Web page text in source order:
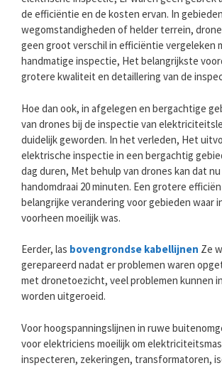
de efficiëntie en de kosten ervan. In
wegomstandigheden of helder terrein,
geen groot verschil in efficiëntie vergeleken
handmatige inspectie, Het belangrijkste
grotere kwaliteit en detaillering van de
Hoe dan ook, in afgelegen en bergachtige
van drones bij de inspectie van
duidelijk geworden. In het verleden, Het
elektrische inspectie in een bergachtig
dag duren, Met behulp van drones kan dat
handomdraai 20 minuten. Een grotere
belangrijke verandering voor gebieden waar
voorheen moeilijk was.
Eerder, las bovengrondse kabellijnen Ze
gerepareerd nadat er problemen waren
met dronetoezicht, veel problemen kunnen
worden uitgeroeid.
Voor hoogspanningslijnen in ruwe
voor elektriciens moeilijk om
inspecteren, zekeringen, transformatoren,